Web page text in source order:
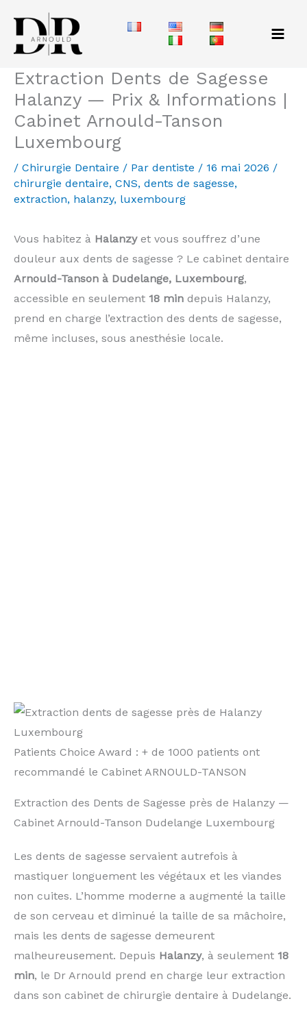
contenu
Extraction Dents de Sagesse
Halanzy — Prix & Informations |
Cabinet Arnould-Tanson
Luxembourg
/ Chirurgie Dentaire / Par dentiste / 16 mai 2026 /
chirurgie dentaire, CNS, dents de sagesse,
extraction, halanzy, luxembourg
Vous habitez à Halanzyet vous souffrez d’une
douleur aux dents de sagesse ? Le cabinet dentaire
Arnould-Tanson à Dudelange, Luxembourg,
accessible en seulement 18 min depuis Halanzy,
prend en charge l’extraction des dents de sagesse,
même incluses, sous anesthésie locale.
Patients Choice Award : + de 1000 patients ont
recommandé le Cabinet ARNOULD-TANSON
Extraction des Dents de Sagesse près de Halanzy —
Cabinet Arnould-Tanson Dudelange Luxembourg
Les dents de sagesse servaient autrefois à
mastiquer longuement les végétaux et les viandes
non cuites. L’homme moderne a augmenté la taille
de son cerveau et diminué la taille de sa mâchoire,
mais les dents de sagesse demeurent
malheureusement. Depuis Halanzy, à seulement 18
min, le Dr Arnould prend en charge leur extraction
dans son cabinet de chirurgie dentaire à Dudelange.